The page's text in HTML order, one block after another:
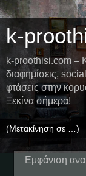
k-
k-proothisi.com –
διαφημίσεις,
φτάσεις στην
Ξεκίνα σήμερα!
Εμφάνιση